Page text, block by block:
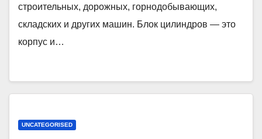
строительных, дорожных, горнодобывающих,
складских и других машин. Блок цилиндров — это
корпус и…
UNCATEGORISED